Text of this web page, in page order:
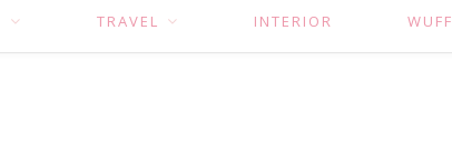
TRAVEL INTERIOR WUFF